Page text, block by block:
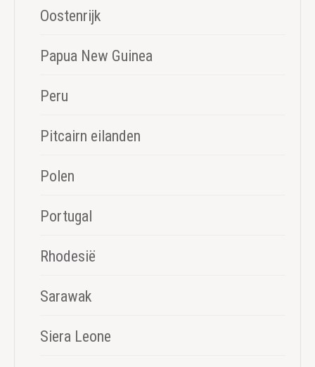
Oostenrijk
Papua New Guinea
Peru
Pitcairn eilanden
Polen
Portugal
Rhodesië
Sarawak
Siera Leone